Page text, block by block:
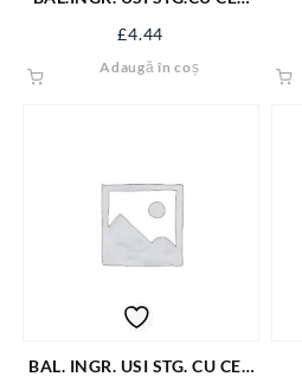
£4.44
Adaugă în coș
BAL. INGR. USI STG. CU CEP